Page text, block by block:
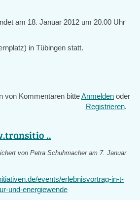
am 18. Januar 2012 um 20.00 Uhr
in Tübingen statt.
von Kommentaren bitteAnmelden oder
Registrieren.
..
von Petra Schuhmacheram 7. Januar
events/erlebnisvortrag-in-t-
und-energiewende